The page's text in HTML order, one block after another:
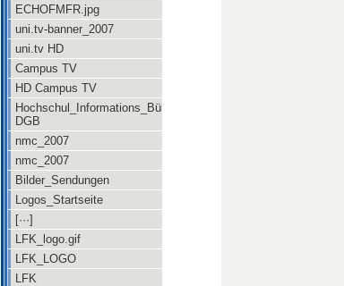
ECHOFMFR.jpg
uni.tv-banner_2007
uni.tv HD
Campus TV
HD Campus TV
Hochschul_Informations_Büro
DGB
nmc_2007
nmc_2007
Bilder_Sendungen
Logos_Startseite
[···]
LFK_logo.gif
LFK_LOGO
LFK